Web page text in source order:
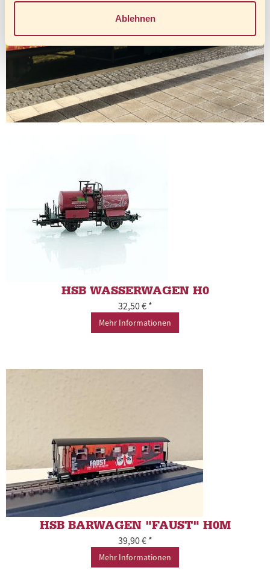
Ablehnen
HSB WASSERWAGEN H0
32,50 € *
Mehr Informationen
HSB BARWAGEN "FAUST" H0M
39,90 € *
Mehr Informationen